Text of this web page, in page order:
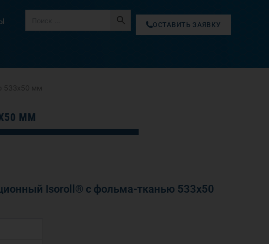
ОСТАВИТЬ ЗАЯВКУ
533х50 мм
ММ
Isoroll® с фольма-тканью 533х50